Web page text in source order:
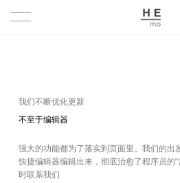
我们不断优化更新
不至于编辑器
强大的功能都为了落实到页面里。我们的
快捷编辑器编辑出来，彻底治愈了程序员的
时联系我们
关于
A B O U T